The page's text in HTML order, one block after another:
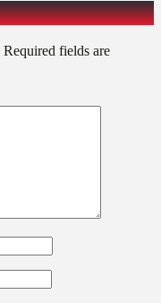
Required fields are